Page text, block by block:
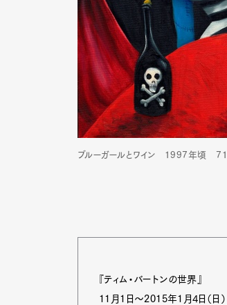
ブルーガールとワイン 1997年頃
『ティム・バートンの世界』
11月1日～2015年1月4日（日）